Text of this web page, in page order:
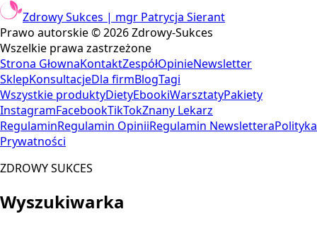
Zdrowy Sukces | mgr Patrycja Sierant
Prawo autorskie ©2026Zdrowy-Sukces
Wszelkie prawa zastrzeżone
Strona GłownaKontaktZespółOpinieNewsletter
SklepKonsultacjeDla firmBlogTagi
Wszystkie produktyDietyEbookiWarsztatyPakiety
InstagramFacebookTikTokZnany Lekarz
RegulaminRegulamin OpiniiRegulamin NewsletteraPolityka
Prywatności
ZDROWY SUKCES
Wyszukiwarka